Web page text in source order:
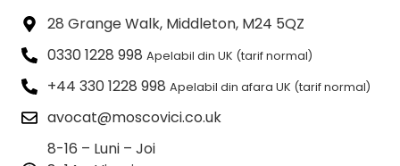
28 Grange Walk, Middleton, M24 5QZ
0330 1228 998 Apelabil din UK (tarif normal)
+44 330 1228 998 Apelabil din afara UK (tarif normal)
avocat@moscovici.co.uk
8-16 – Luni – Joi